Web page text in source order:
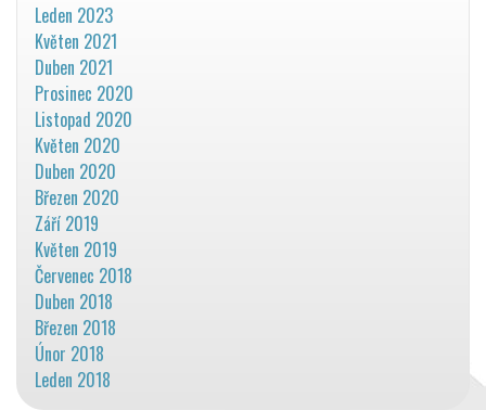
Leden 2023
Květen 2021
Duben 2021
Prosinec 2020
Listopad 2020
Květen 2020
Duben 2020
Březen 2020
Září 2019
Květen 2019
Červenec 2018
Duben 2018
Březen 2018
Únor 2018
Leden 2018